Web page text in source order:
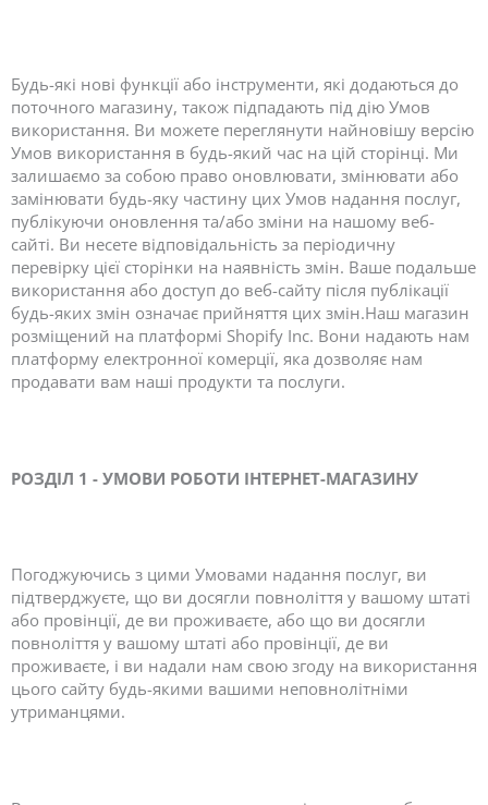
Будь-які нові функції або інструменти, які додаються до
поточного магазину, також підпадають під дію Умов
використання. Ви можете переглянути найновішу версію
Умов використання в будь-який час на цій сторінці. Ми
залишаємо за собою право оновлювати, змінювати або
замінювати будь-яку частину цих Умов надання послуг,
публікуючи оновлення та/або зміни на нашому веб-
сайті. Ви несете відповідальність за періодичну
перевірку цієї сторінки на наявність змін. Ваше подальше
використання або доступ до веб-сайту після публікації
будь-яких змін означає прийняття цих змін.Наш магазин
розміщений на платформі Shopify Inc. Вони надають нам
платформу електронної комерції, яка дозволяє нам
продавати вам наші продукти та послуги.
РОЗДІЛ 1 - УМОВИ РОБОТИ ІНТЕРНЕТ-МАГАЗИНУ
Погоджуючись з цими Умовами надання послуг, ви
підтверджуєте, що ви досягли повноліття у вашому штаті
або провінції, де ви проживаєте, або що ви досягли
повноліття у вашому штаті або провінції, де ви
проживаєте, і ви надали нам свою згоду на використання
цього сайту будь-якими вашими неповнолітніми
утриманцями.